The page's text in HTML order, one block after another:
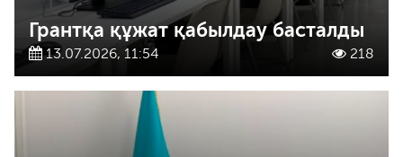
Грантқа құжат қабылдау басталды
13.07.2026, 11:54 218